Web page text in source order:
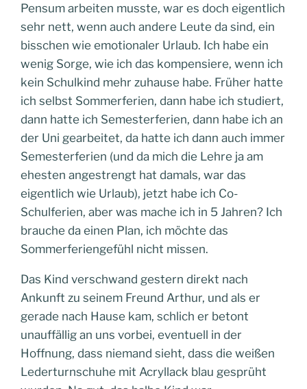
Pensum arbeiten musste, war es doch eigentlich
sehr nett, wenn auch andere Leute da sind, ein
bisschen wie emotionaler Urlaub. Ich habe ein
wenig Sorge, wie ich das kompensiere, wenn ich
kein Schulkind mehr zuhause habe. Früher hatte
ich selbst Sommerferien, dann habe ich studiert,
dann hatte ich Semesterferien, dann habe ich an
der Uni gearbeitet, da hatte ich dann auch immer
Semesterferien (und da mich die Lehre ja am
ehesten angestrengt hat damals, war das
eigentlich wie Urlaub), jetzt habe ich Co-
Schulferien, aber was mache ich in 5 Jahren? Ich
brauche da einen Plan, ich möchte das
Sommerferiengefühl nicht missen.
Das Kind verschwand gestern direkt nach
Ankunft zu seinem Freund Arthur, und als er
gerade nach Hause kam, schlich er betont
unauffällig an uns vorbei, eventuell in der
Hoffnung, dass niemand sieht, dass die weißen
Lederturnschuhe mit Acryllack blau gesprüht